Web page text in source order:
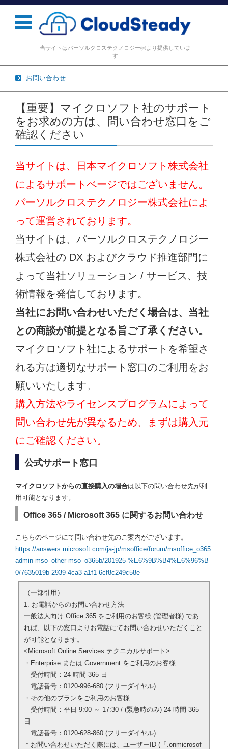
当サイトはパーソルクロステクノロジー㈱より提供していま
す
お問い合わせ
コンテンツに移動
【重要】マイクロソフト社のサポート
をお求めの方は、問い合わせ窓口をご
確認ください
当サイトは、日本マイクロソフト株式会社
によるサポートページではございません。
パーソルクロステクノロジー株式会社によ
って運営されております。
当サイトは、パーソルクロステクノロジー
株式会社の DX およびクラウド推進部門に
よって当社ソリューション / サービス、技
術情報を発信しております。
当社にお問い合わせいただく場合は、当社
との商談が前提となる旨ご了承ください。
マイクロソフト社によるサポートを希望さ
れる方は適切なサポート窓口のご利用をお
願いいたします。
購入方法やライセンスプログラムによって
問い合わせ先が異なるため、まずは購入元
にご確認ください。
公式サポート窓口
マイクロソフトからの直接購入の場合は以下の問い合わせ先が利
用可能となります。
Office 365 / Microsoft 365 に関するお問い合わせ
こちらのページにて問い合わせ先のご案内がございます。
https://answers.microsoft.com/ja-jp/msoffice/forum/msoffice_o365
admin-mso_other-mso_o365b/201925-%E6%9B%B4%E6%96%B
0/7635019b-2939-4ca3-a1f1-6cf8c249c58e
（一部引用）
1. お電話からのお問い合わせ方法
一般法人向け Office 365 をご利用のお客様 (管理者様) であ
れば、以下の窓口よりお電話にてお問い合わせいただくこと
が可能となります。
<Microsoft Online Services テクニカルサポート>
・Enterprise または Government をご利用のお客様
受付時間：24 時間 365 日
電話番号：0120-996-680 (フリーダイヤル)
・その他のプランをご利用のお客様
受付時間：平日 9:00 ～ 17:30 / (緊急時のみ) 24 時間 365
日
電話番号：0120-628-860 (フリーダイヤル)
＊お問い合わせいただく際には、ユーザーID (「.onmicrosof